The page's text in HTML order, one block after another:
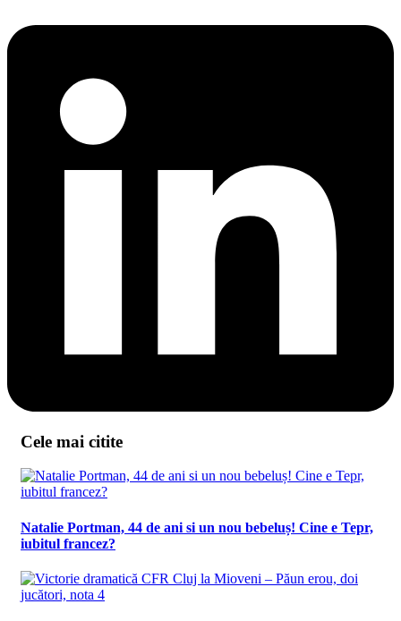
Cele mai citite
Natalie Portman, 44 de ani si un nou bebeluș! Cine e Tepr,
iubitul francez?